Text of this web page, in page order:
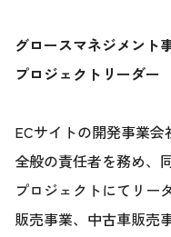
グロースマネジメント
プロジェクトリーダー
ECサイトの開発事業
全般の責任者を務め、
プロジェクトにてリー
販売事業、中古車販売